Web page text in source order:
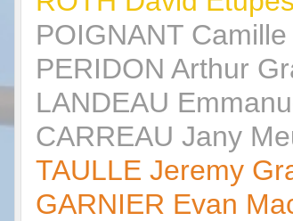
POIGNANT
PERIDON Arthur
LANDEAU
CARREAU Jany
TAULLE Jeremy
GARNIER Evan